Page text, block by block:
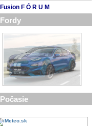
Fusion F Ó R U M
Fordy
Počasie